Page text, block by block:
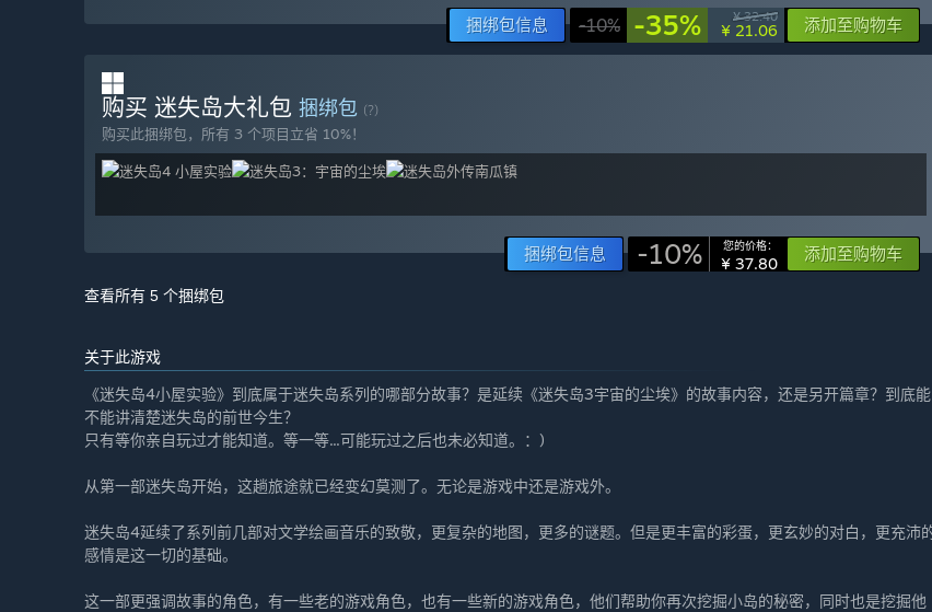
捆绑包信息 -10% -35% ¥ 32.40
¥ 21.06 添加至购物车
购买 迷失岛大礼包 捆绑包 (?)
购买此捆绑包，所有 3 个项目立省 10%！
捆绑包信息 -10% 您的价格：
¥ 37.80 添加至购物车
查看所有 5 个捆绑包
关于此游戏
《迷失岛4小屋实验》到底属于迷失岛系列的哪部分故事？是延续《迷失岛3宇宙的尘埃》的故事内容，还是另开篇章？到底能
不能讲清楚迷失岛的前世今生？
只有等你亲自玩过才能知道。等一等...可能玩过之后也未必知道。：)
从第一部迷失岛开始，这趟旅途就已经变幻莫测了。无论是游戏中还是游戏外。
迷失岛4延续了系列前几部对文学绘画音乐的致敬，更复杂的地图，更多的谜题。但是更丰富的彩蛋，更玄妙的对白，更充沛
感情是这一切的基础。
这一部更强调故事的角色，有一些老的游戏角色，也有一些新的游戏角色，他们帮助你再次挖掘小岛的秘密，同时也是挖掘他